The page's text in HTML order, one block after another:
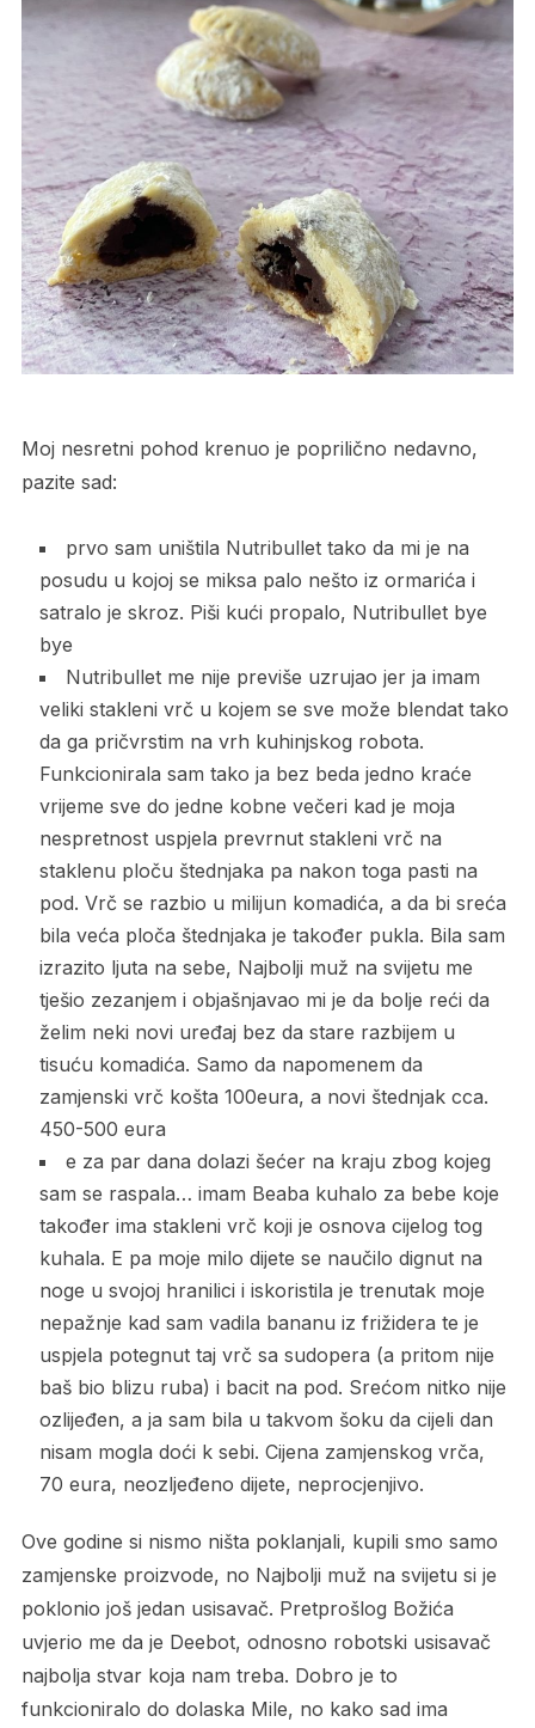
Moj nesretni pohod krenuo je poprilično nedavno,
pazite sad:
prvo sam uništila Nutribullet tako da mi je na
posudu u kojoj se miksa palo nešto iz ormarića i
satralo je skroz. Piši kući propalo, Nutribullet bye
bye
Nutribullet me nije previše uzrujao jer ja imam
veliki stakleni vrč u kojem se sve može blendat tako
da ga pričvrstim na vrh kuhinjskog robota.
Funkcionirala sam tako ja bez beda jedno kraće
vrijeme sve do jedne kobne večeri kad je moja
nespretnost uspjela prevrnut stakleni vrč na
staklenu ploču štednjaka pa nakon toga pasti na
pod. Vrč se razbio u milijun komadića, a da bi sreća
bila veća ploča štednjaka je također pukla. Bila sam
izrazito ljuta na sebe, Najbolji muž na svijetu me
tješio zezanjem i objašnjavao mi je da bolje reći da
želim neki novi uređaj bez da stare razbijem u
tisuću komadića. Samo da napomenem da
zamjenski vrč košta 100eura, a novi štednjak cca.
450-500 eura
e za par dana dolazi šećer na kraju zbog kojeg
sam se raspala… imam Beaba kuhalo za bebe koje
također ima stakleni vrč koji je osnova cijelog tog
kuhala. E pa moje milo dijete se naučilo dignut na
noge u svojoj hranilici i iskoristila je trenutak moje
nepažnje kad sam vadila bananu iz frižidera te je
uspjela potegnut taj vrč sa sudopera (a pritom nije
baš bio blizu ruba) i bacit na pod. Srećom nitko nije
ozlijeđen, a ja sam bila u takvom šoku da cijeli dan
nisam mogla doći k sebi. Cijena zamjenskog vrča,
70 eura, neozljeđeno dijete, neprocjenjivo.
Ove godine si nismo ništa poklanjali, kupili smo samo
zamjenske proizvode, no Najbolji muž na svijetu si je
poklonio još jedan usisavač. Pretprošlog Božića
uvjerio me da je Deebot, odnosno robotski usisavač
najbolja stvar koja nam treba. Dobro je to
funkcioniralo do dolaska Mile, no kako sad ima